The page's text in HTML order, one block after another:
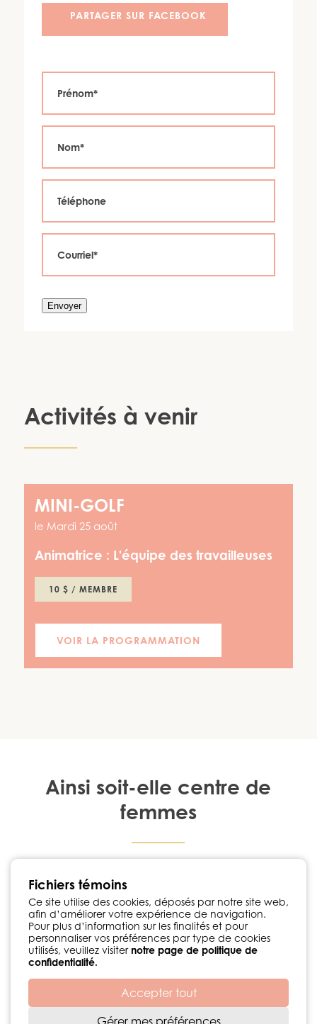
PARTAGER SUR FACEBOOK
Envoyer
Activités à venir
MINI-GOLF
le Mardi 25 août
Animatrice : L'équipe des travailleuses
10 $ / MEMBRE
VOIR LA PROGRAMMATION
Ainsi soit-elle centre de
femmes
450 447-3576 •
Suivez-nous sur Facebook
Politique de confidentialité
Développement web par
© 2026 Centre de femmes Ainsi soit-elle
Fichiers témoins
Ce site utilise des cookies, déposés par notre site web,
afin d’améliorer votre expérience de navigation.
Pour plus d’information sur les finalités et pour
personnaliser vos préférences par type de cookies
utilisés, veuillez visiter notre page de politique de
confidentialité.
Accepter tout
Gérer mes préférences